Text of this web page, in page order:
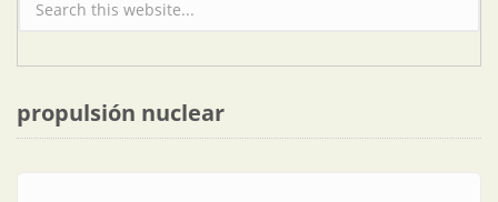
Formulario de búsqueda
propulsión nuclear